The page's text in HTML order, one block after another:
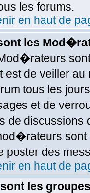
les forums.
en haut de
les
est de veiller
tous les
et de
de
poster des
en haut de
les